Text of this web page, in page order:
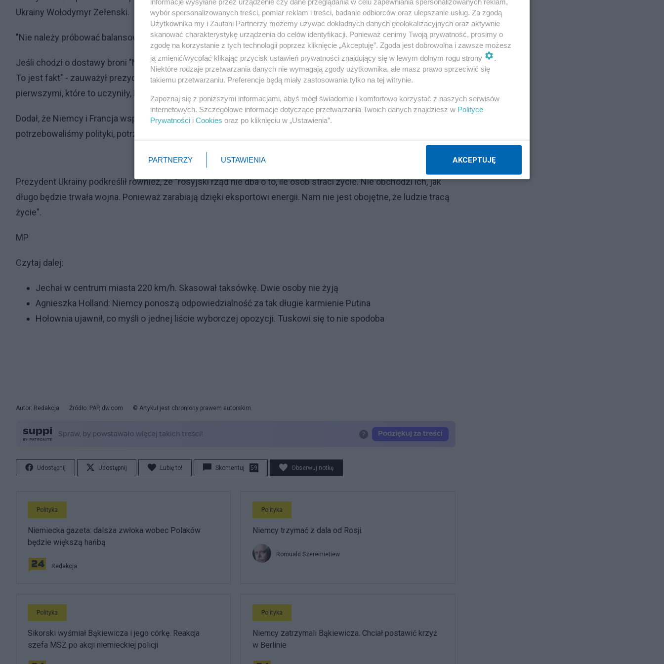
Ukrainy Wołodymyr Zełenski.
"Nie należy próbować balansować między Ukrainą a relacjami z Rosją" - podkreślił Zełenski.
Jeśli chodzi o dostawy broni "Niemcy przyłączyły się do akcji nieco później niż niektórzy z naszych sąsiadów.
To jest fakt" - zauważył prezydent Ukrainy i zaznaczył, że USA, Słowacja, Polska, Wielka Brytania "były
pierwszymi, które to uczyniły, Bułgaria i Rumunia również pomogły", podobnie jak kraje bałtyckie.
Dodał, że Niemcy i Francja wspierały Ukrainę politycznie i retorycznie, "ale na początku wojny nie
potrzebowaliśmy polityki, potrzebowaliśmy pomocy".
Reklama
Prezydent Ukrainy podkreślił również, że "rosyjski rząd nie dba o to, ile osób straci życie. Nie obchodzi ich, jak
długo będzie trwała wojna. Ponieważ zarabiają dzięki eksportowi energii. Nam nie jest obojętne, że ludzie tracą
życie".
MP
Czytaj dalej:
Jechał w centrum miasta 220 km/h. Skasował taksówkę. Dwie osoby nie żyją
Agnieszka Holland: Niemcy ponoszą odpowiedzialność za tak długie karmienie Putina
Hołownia ujawnił, co myśli o jednej liście wyborczej opozycji. Tuskowi się to nie spodoba
Autor: Redakcja Źródło: PAP, dw.com © Artykuł jest chroniony prawem autorskim.
Udostępnij Udostępnij Lubię to! Skomentuj 59 Obserwuj notkę
Polityka
Niemiecka gazeta: dalsza zwłoka wobec Polaków
będzie większą hańbą
Redakcja
Polityka
Niemcy trzymać z dala od Rosji.
Romuald Szeremietiew
Polityka
Sikorski wyśmiał Bąkiewicza i jego córkę. Reakcja
szefa MSZ po akcji niemieckiej policji
Polityka
Niemcy zatrzymali Bąkiewicza. Chciał postawić krzyż
w Berlinie
wybór spersonalizowanych treści, pomiar reklam i treści, badanie odbiorców oraz ulepszanie usług. Za zgodą
Użytkownika my i Zaufani Partnerzy możemy używać dokładnych danych geolokalizacyjnych oraz aktywnie
skanować charakterystykę urządzenia do celów identyfikacji. Ponieważ cenimy Twoją prywatność, prosimy o
zgodę na korzystanie z tych technologii poprzez kliknięcie „Akceptuję”. Zgoda jest dobrowolna i zawsze możesz
ją zmienić/wycofać klikając przycisk ustawień prywatności znajdujący się w lewym dolnym rogu strony
.
Niektóre rodzaje przetwarzania danych nie wymagają zgody użytkownika, ale masz prawo sprzeciwić się
takiemu przetwarzaniu. Preferencje będą miały zastosowania tylko na tej witrynie.
Zapoznaj się z poniższymi informacjami, abyś mógł świadomie i komfortowo korzystać z naszych serwisów
internetowych. Szczegółowe informacje dotyczące przetwarzania Twoich danych znajdziesz w Polityce
Prywatności i Cookies oraz po kliknięciu w „Ustawienia”.
PARTNERZY USTAWIENIA AKCEPTUJĘ